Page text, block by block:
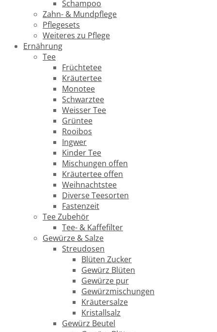
Schampoo
Zahn- & Mundpflege
Pflegesets
Weiteres zu Pflege
Ernährung
Tee
Früchtetee
Kräutertee
Monotee
Schwarztee
Weisser Tee
Grüntee
Rooibos
Ingwer
Kinder Tee
Mischungen offen
Kräutertee offen
Weihnachtstee
Diverse Teesorten
Fastenzeit
Tee Zubehör
Tee- & Kaffefilter
Gewürze & Salze
Streudosen
Blüten Zucker
Gewürz Blüten
Gewürze pur
Gewürzmischungen
Kräutersalze
Kristallsalz
Gewürz Beutel